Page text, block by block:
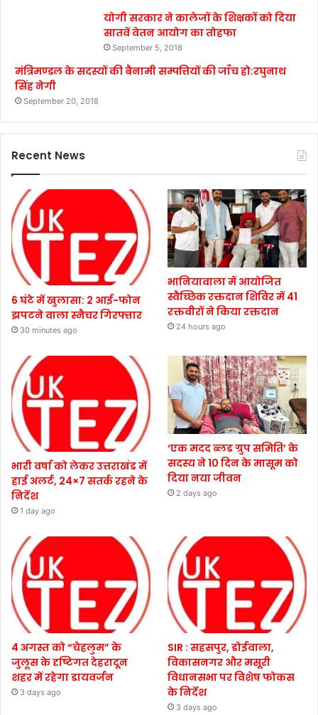
योगी सरकार ने कालेजों के शिक्षकों को दिया
सातवें वेतन आयोग का तोहफा
September 5, 2018
मंत्रिमण्डल के सदस्यों की बैनामी सम्पत्तियों की जाँच हो:रघुनाथ
सिंह नेगी
September 20, 2018
Recent News
6 घंटे में खुलासा: 2 आई-फोन
झपटने वाला स्नैचर गिरफ्तार
30 minutes ago
भानियावाला में आयोजित
स्वैच्छिक रक्तदान शिविर में 41
रक्तवीरों ने किया रक्तदान
24 hours ago
भारी वर्षा को लेकर उत्तराखंड में
हाई अलर्ट, 24×7 सतर्क रहने के
निर्देश
1 day ago
‘एक मदद ब्लड ग्रुप समिति’ के
सदस्य ने 10 दिन के मासूम को
दिया नया जीवन
2 days ago
4 अगस्त को “चेहलुम” के
जुलूस के दृष्टिगत देहरादून
शहर में रहेगा डायवर्जन
3 days ago
SIR : सहसपुर, डोईवाला,
विकासनगर और मसूरी
विधानसभा पर विशेष फोकस
के निर्देश
3 days ago